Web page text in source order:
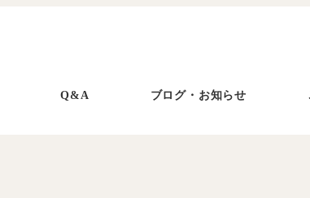
Q&A ブログ・お知らせ